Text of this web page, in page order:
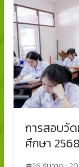
การสอบวั
ศึกษา 2568